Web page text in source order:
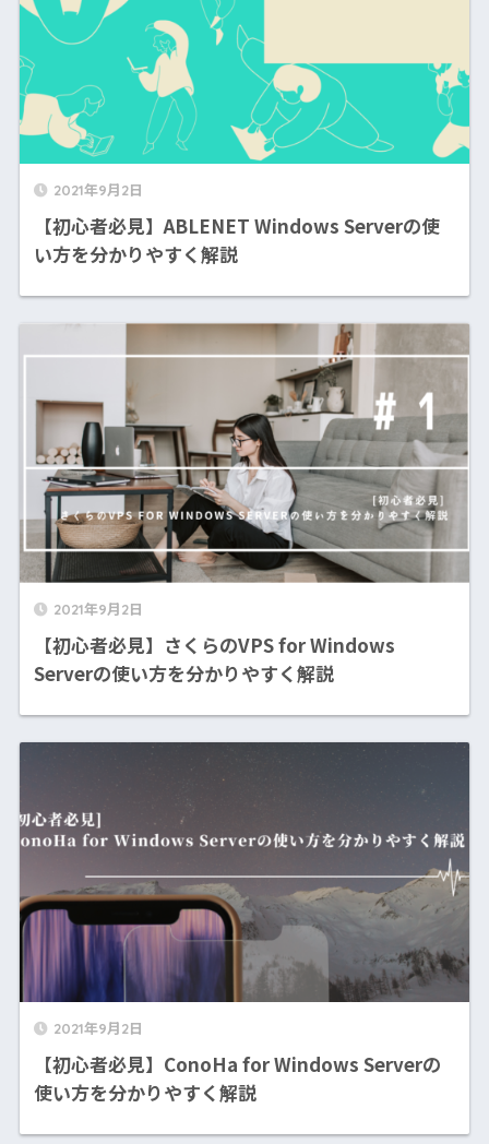
2021年9月2日
【初心者必見】ABLENET Windows Serverの使
い方を分かりやすく解説
2021年9月2日
【初心者必見】さくらのVPS for Windows
Serverの使い方を分かりやすく解説
2021年9月2日
【初心者必見】ConoHa for Windows Serverの
使い方を分かりやすく解説